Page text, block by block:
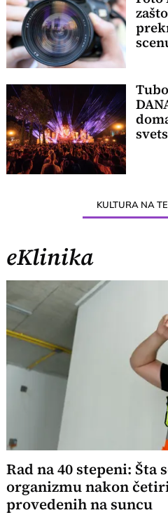
KULTURA NA
eKlinika
Rad na 40 stepeni: Šta
organizmu nakon
provedenih na suncu